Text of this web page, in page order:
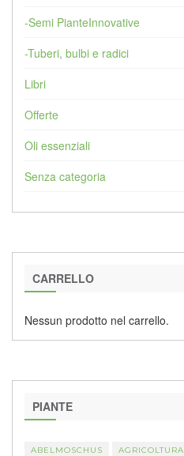
-Semi PianteInnovative
-Tuberi, bulbi e radici
Libri
Offerte
Oli essenziali
Senza categoria
CARRELLO
Nessun prodotto nel carrello.
PIANTE
ABELMOSCHUS AGRICOLTURA